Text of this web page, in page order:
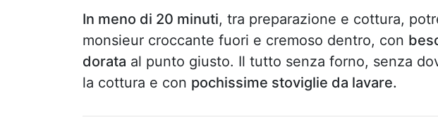
In meno di 20 minuti, tra preparazione e cottura,
monsieur croccante fuori e cremoso dentro, con
dorata al punto giusto. Il tutto senza forno, senza
la cottura e con pochissime stoviglie da lavare.